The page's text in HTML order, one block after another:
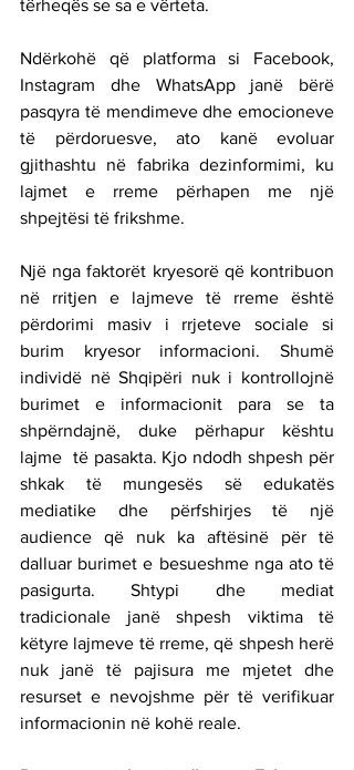
tërheqës se sa e vërteta.
Ndërkohë që platforma si Facebook,
Instagram dhe WhatsApp janë bërë
pasqyra të mendimeve dhe emocioneve
të përdoruesve, ato kanë evoluar
gjithashtu në fabrika dezinformimi, ku
lajmet e rreme përhapen me një
shpejtësi të frikshme.
Një nga faktorët kryesorë që kontribuon
në rritjen e lajmeve të rreme është
përdorimi masiv i rrjeteve sociale si
burim kryesor informacioni. Shumë
individë në Shqipëri nuk i kontrollojnë
burimet e informacionit para se ta
shpërndajnë, duke përhapur kështu
lajme  të pasakta. Kjo ndodh shpesh për
shkak të mungesës së edukatës
mediatike dhe përfshirjes të një
audience që nuk ka aftësinë për të
dalluar burimet e besueshme nga ato të
pasigurta. Shtypi dhe mediat
tradicionale janë shpesh viktima të
këtyre lajmeve të rreme, që shpesh herë
nuk janë të pajisura me mjetet dhe
resurset e nevojshme për të verifikuar
informacionin në kohë reale.